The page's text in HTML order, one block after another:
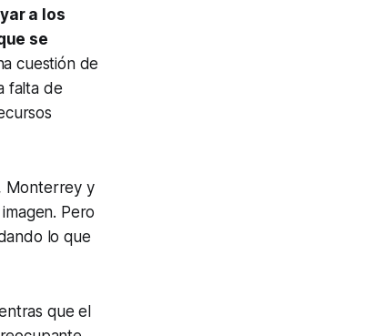
a los
se
cuestión de
falta de
Monterrey y
Pero
lo que
que el